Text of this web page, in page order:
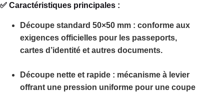
✅ Caractéristiques principales :
Découpe standard 50×50 mm : conforme aux
exigences officielles pour les passeports,
cartes d’identité et autres documents.
Découpe nette et rapide : mécanisme à levier
offrant une pression uniforme pour une coupe